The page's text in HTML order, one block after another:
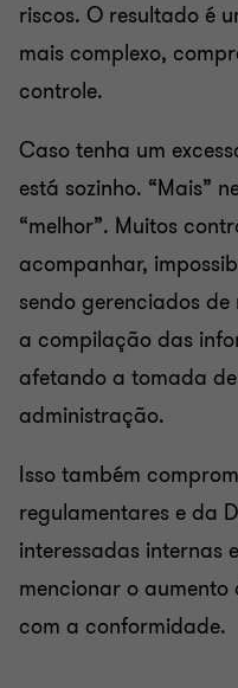
riscos. O resultado é
mais complexo,
controle.
Caso tenha um
está sozinho. “Mais”
“melhor”. Muitos
acompanhar,
sendo gerenciados
a compilação das
afetando a tomada
administração.
Isso também
regulamentares e da
interessadas internas
mencionar o aumento
com a conformidade.